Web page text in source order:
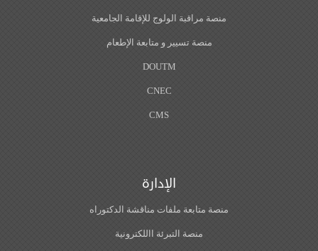
منصة مراقبة الولوج للإقامة الجامعية
منصة تسيير و متابعة الإطعام
DOUTM
CNEC
CMS
الإدارة
منصة متابعة ملفات مناقشة الدكتوراه
منصة التبرئة االلكترونية